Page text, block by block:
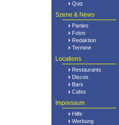
Quiz
Szene & News
Parties
Fotos
Redaktion
Termine
Locations
Restaurants
Discos
Bars
Cafes
Impressum
Hilfe
Werbung